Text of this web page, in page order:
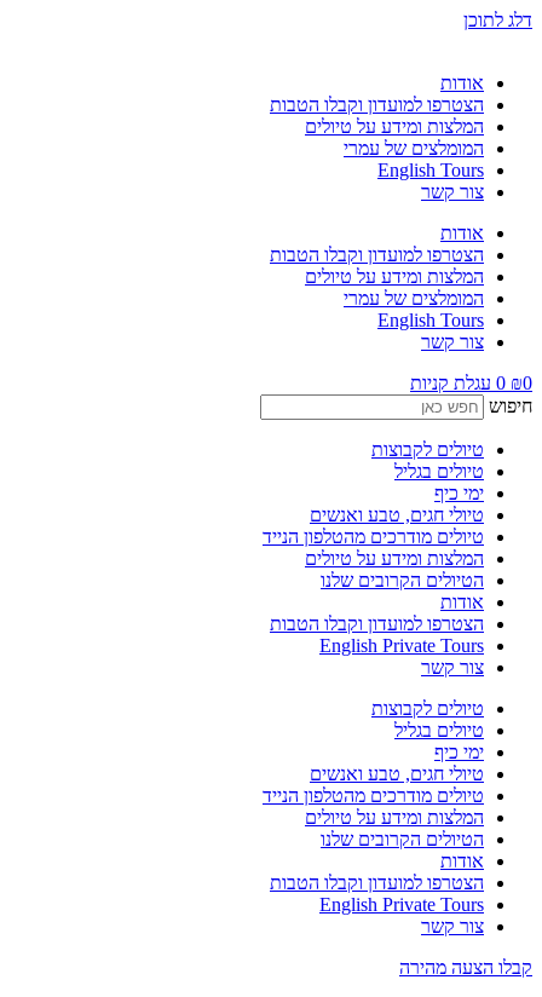
דלג לתוכן
אודות
הצטרפו למועדון וקבלו הטבות
המלצות ומידע על טיולים
המומלצים של עמרי
English Tours
צור קשר
אודות
הצטרפו למועדון וקבלו הטבות
המלצות ומידע על טיולים
המומלצים של עמרי
English Tours
צור קשר
₪
0 עגלת קניות
חיפוש
טיולים לקבוצות
טיולים בגליל
ימי כיף
טיולי חגים, טבע ואנשים
טיולים מודרכים מהטלפון הנייד
המלצות ומידע על טיולים
הטיולים הקרובים שלנו
אודות
הצטרפו למועדון וקבלו הטבות
English Private Tours
צור קשר
טיולים לקבוצות
טיולים בגליל
ימי כיף
טיולי חגים, טבע ואנשים
טיולים מודרכים מהטלפון הנייד
המלצות ומידע על טיולים
הטיולים הקרובים שלנו
אודות
הצטרפו למועדון וקבלו הטבות
English Private Tours
צור קשר
קבלו הצעה מהירה